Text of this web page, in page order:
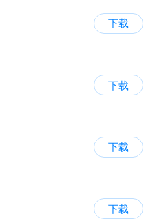
下载
下载
下载
下载